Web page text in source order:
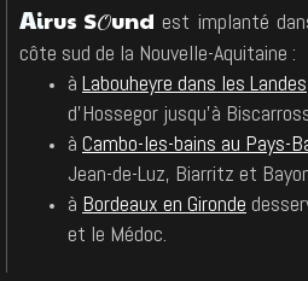
Airus SOund est implanté
côte sud de la Nouvelle-Aquitaine :
à Labouheyre dans les Landes
d'Hossegor jusqu'à
à Cambo-les-bains au Pays-
Jean-de-Luz, Biarritz et
à Bordeaux en Gironde
et le Médoc.